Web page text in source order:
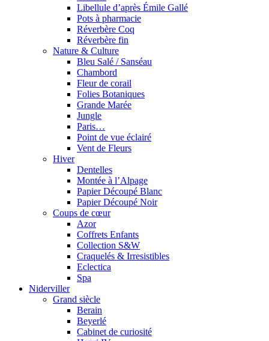
Libellule d’après Émile Gallé
Pots à pharmacie
Réverbère Coq
Réverbère fin
Nature & Culture
Bleu Salé / Sanséau
Chambord
Fleur de corail
Folies Botaniques
Grande Marée
Jungle
Paris…
Point de vue éclairé
Vent de Fleurs
Hiver
Dentelles
Montée à l’Alpage
Papier Découpé Blanc
Papier Découpé Noir
Coups de cœur
Azor
Coffrets Enfants
Collection S&W
Craquelés & Irresistibles
Eclectica
Spa
Niderviller
Grand siècle
Berain
Beyerlé
Cabinet de curiosité